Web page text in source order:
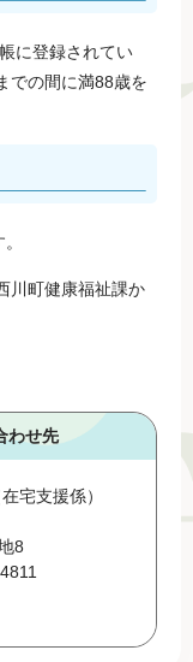
に登録されてい
での間に満88歳を
川町健康福祉課か
わせ先
在宅支援係
8